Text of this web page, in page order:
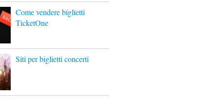
Come vendere biglietti
TicketOne
Siti per biglietti concerti